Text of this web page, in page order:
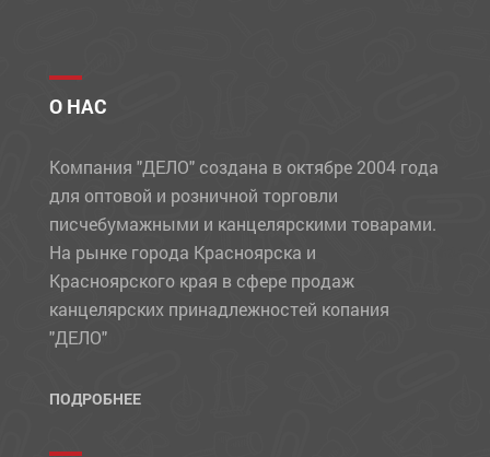
О НАС
Компания "ДЕЛО" создана в октябре 2004 года
для оптовой и розничной торговли
писчебумажными и канцелярскими товарами.
На рынке города Красноярска и
Красноярского края в сфере продаж
канцелярских принадлежностей копания
"ДЕЛО"
ПОДРОБНЕЕ